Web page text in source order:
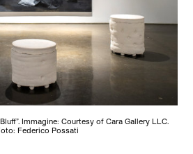
Immagine: Courtesy of Cara Gallery LLC.
Federico Possati